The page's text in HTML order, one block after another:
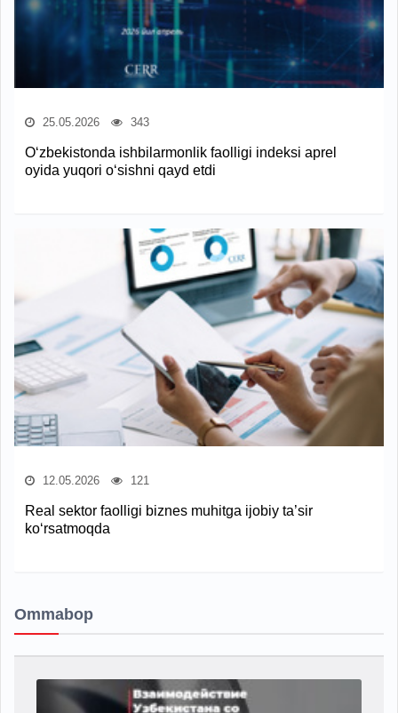
25.05.2026 343
O‘zbekistonda ishbilarmonlik faolligi indeksi aprel
oyida yuqori o‘sishni qayd etdi
12.05.2026 121
Real sektor faolligi biznes muhitga ijobiy ta’sir
ko‘rsatmoqda
Ommabop